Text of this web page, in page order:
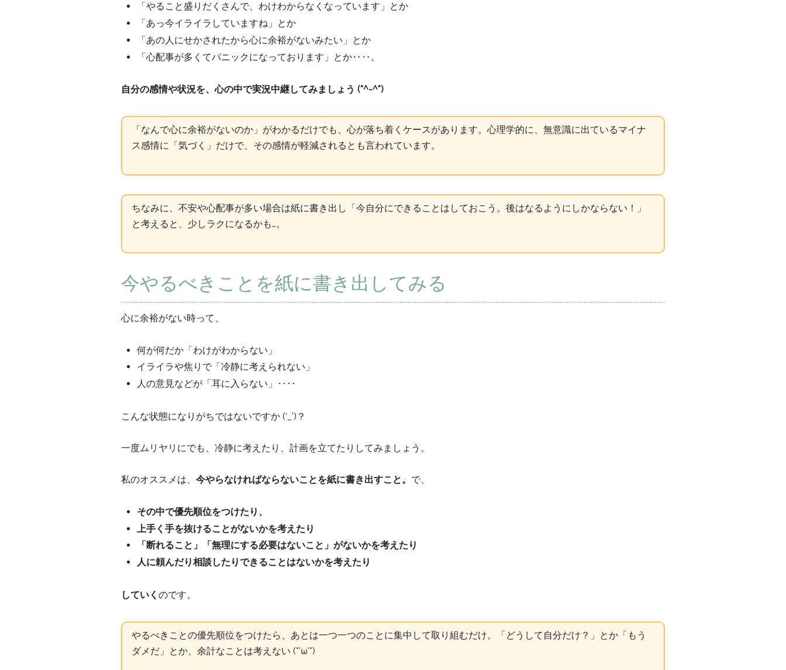
「やること盛りだくさんで、わけわからなくなっています」とか
「あっ今イライラしていますね」とか
「あの人にせかされたから心に余裕がないみたい」とか
「心配事が多くてパニックになっております」とか‥‥。
自分の感情や状況を、心の中で実況中継してみましょう (*^-^*)
「なんで心に余裕がないのか」がわかるだけでも、心が落ち着くケースがあります。心理学的に、無意識に出ているマイナ
ス感情に「気づく」だけで、その感情が軽減されるとも言われています。
ちなみに、不安や心配事が多い場合は紙に書き出し「今自分にできることはしておこう。後はなるようにしかならない！」
と考えると、少しラクになるかも…。
今やるべきことを紙に書き出してみる
心に余裕がない時って、
何が何だか「わけがわからない」
イライラや焦りで「冷静に考えられない」
人の意見などが「耳に入らない」‥‥
こんな状態になりがちではないですか (‘_’)？
一度ムリヤリにでも、冷静に考えたり、計画を立てたりしてみましょう。
私のオススメは、 今やらなければならないことを紙に書き出すこと。 で、
その中で優先順位をつけたり、
上手く手を抜けることがないかを考えたり
「断れること」「無理にする必要はないこと」がないかを考えたり
人に頼んだり相談したりできることはないかを考えたり
していく のです。
やるべきことの優先順位をつけたら、あとは一つ一つのことに集中して取り組むだけ。「どうして自分だけ？」とか「もう
ダメだ」とか、余計なことは考えない (*’ω’*)